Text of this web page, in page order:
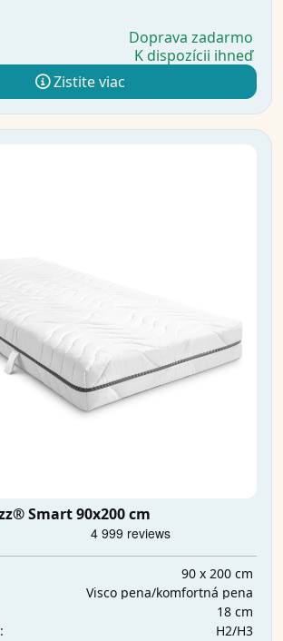
Doprava zadarmo
K dispozícii ihneď
Zistite viac
Smart 90x200 cm
90 x 200 cm
Visco pena/komfortná pena
18 cm
H2/H3